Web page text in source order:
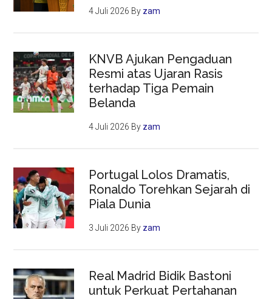
4 Juli 2026 By zam
KNVB Ajukan Pengaduan
Resmi atas Ujaran Rasis
terhadap Tiga Pemain
Belanda
4 Juli 2026 By zam
Portugal Lolos Dramatis,
Ronaldo Torehkan Sejarah di
Piala Dunia
3 Juli 2026 By zam
Real Madrid Bidik Bastoni
untuk Perkuat Pertahanan